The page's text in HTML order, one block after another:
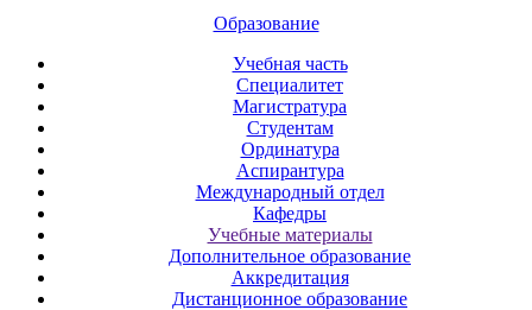
Образование
Учебная часть
Специалитет
Магистратура
Студентам
Ординатура
Аспирантура
Международный отдел
Кафедры
Учебные материалы
Дополнительное образование
Аккредитация
Дистанционное образование